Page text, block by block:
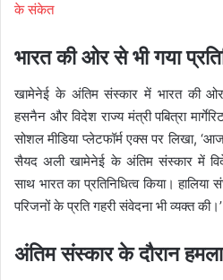
के संकेत
भारत की ओर से भी गया
खामेनेई के अंतिम संस्कार में भारत की
हसनैन और विदेश राज्य मंत्री पबित्रा
सोशल मीडिया प्लेटफॉर्म एक्स पर लिखा,
सैयद अली खामेनेई के अंतिम संस्कार में विदेश
साथ भारत का प्रतिनिधित्व किया।
परिजनों के प्रति गहरी संवेदना भी व्यक्त की।’
अंतिम संस्कार के दौरान